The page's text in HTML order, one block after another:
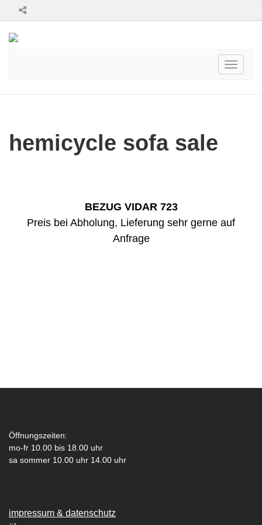
Toggle
hemicycle sofa sale
BEZUG VIDAR 723
Preis bei Abholung, Lieferung sehr gerne auf
Anfrage
Öffnungszeiten:
mo-fr 10.00 bis 18.00 uhr
sa sommer 10.00 uhr 14.00 uhr
impressum & datenschutz